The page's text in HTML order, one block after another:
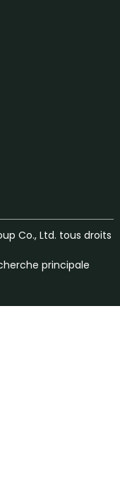
Co., Ltd. tous droits
principale